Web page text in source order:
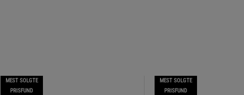
MEST SOLGTE
PRISFUND
MEST SOLGTE
PRISFUND